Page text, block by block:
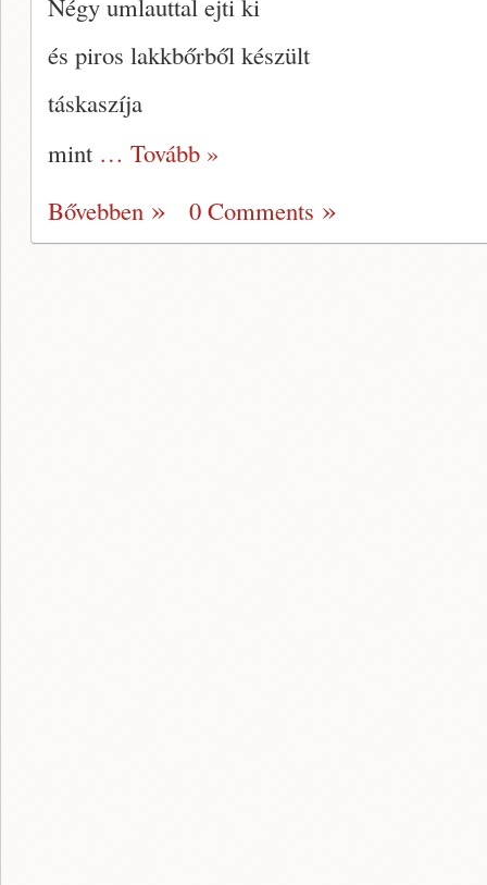
Négy umlauttal ejti ki
és piros lakkbőrből készült
táskaszíja
mint … Tovább »
Bővebben
0 Comments